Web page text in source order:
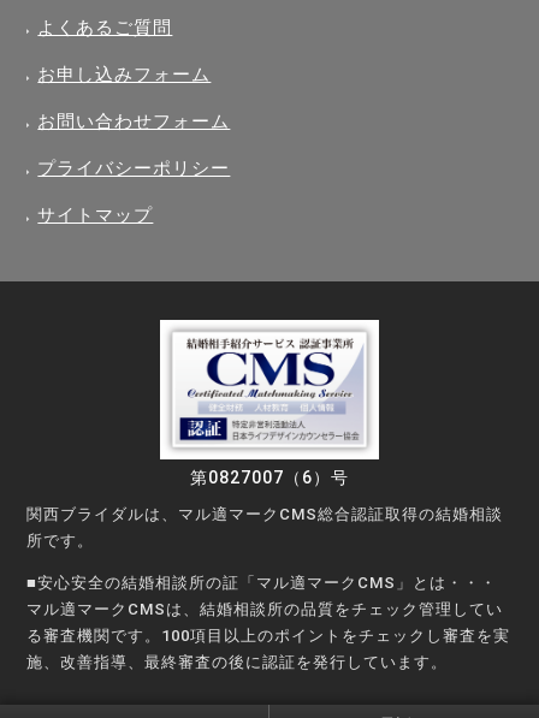
よくあるご質問
お申し込みフォーム
お問い合わせフォーム
プライバシーポリシー
サイトマップ
第0827007（6）号
関西ブライダルは、マル適マークCMS総合認証取得の結婚相談
所です。
■安心安全の結婚相談所の証「マル適マークCMS」とは・・・
マル適マークCMSは、結婚相談所の品質をチェック管理してい
る審査機関です。100項目以上のポイントをチェックし審査を実
施、改善指導、最終審査の後に認証を発行しています。